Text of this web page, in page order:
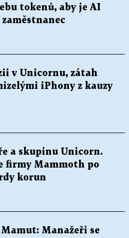
tokenů, aby je AI
v Unicornu, zátah
iPhony z kauzy
a skupinu Unicorn.
firmy Mammoth po
korun
Manažeři se